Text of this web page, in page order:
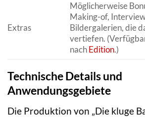
Extras
Möglicherweise
Making-of,
Bildergalerien, die
vertiefen.
nachEdition.)
Technische Details und
Anwendungsgebiete
Die Produktion von „Die kluge